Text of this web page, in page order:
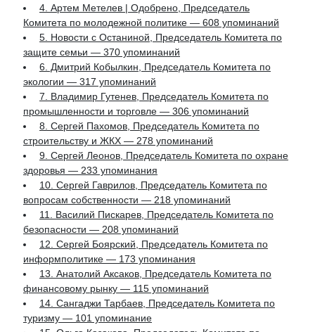
4. Артем Метелев | Одобрено, Председатель
Комитета по молодежной политике — 608 упоминаний
5. Новости с Останиной, Председатель Комитета по
защите семьи — 370 упоминаний
6. Дмитрий Кобылкин, Председатель Комитета по
экологии — 317 упоминаний
7. Владимир Гутенев, Председатель Комитета по
промышленности и торговле — 306 упоминаний
8. Сергей Пахомов, Председатель Комитета по
строительству и ЖКХ — 278 упоминаний
9. Сергей Леонов, Председатель Комитета по охране
здоровья — 233 упоминания
10. Сергей Гаврилов, Председатель Комитета по
вопросам собственности — 218 упоминаний
11. Василий Пискарев, Председатель Комитета по
безопасности — 208 упоминаний
12. Сергей Боярский, Председатель Комитета по
информполитике — 173 упоминания
13. Анатолий Аксаков, Председатель Комитета по
финансовому рынку — 115 упоминаний
14. Сангаджи Тарбаев, Председатель Комитета по
туризму — 101 упоминание